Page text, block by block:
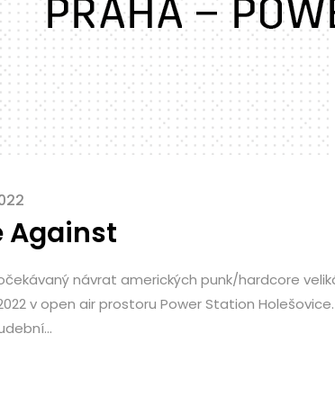
Against
návrat amerických punk/hardcore
v open air prostoru Power Station